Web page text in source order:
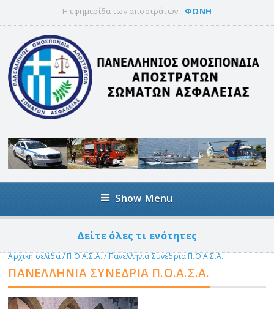
Η εφημερίδα των αποστράτων ΦΩΝΗ
Show Menu
Δείτε όλες τι ενότητες
Αρχική σελίδα/Π.Ο.Α.Σ.Α./ Πανελλήνια Συνέδρια Π.Ο.Α.Σ.Α.
ΠΑΝΕΛΛΉΝΙΑ ΣΥΝΈΔΡΙΑ Π.Ο.Α.Σ.Α.